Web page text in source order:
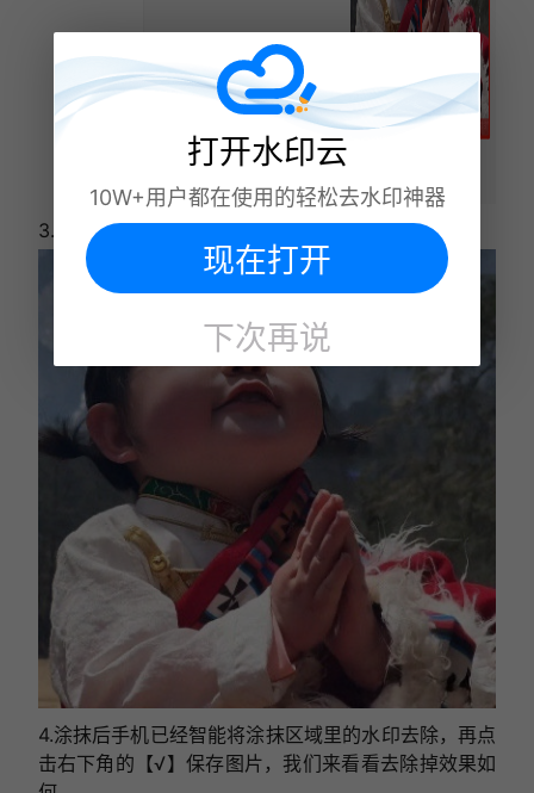
3.点击涂抹，在图片上涂抹所需去除的水印;
4.涂抹后手机已经智能将涂抹区域里的水印去除，再点
击右下角的【√】保存图片，我们来看看去除掉效果如
打开水印云
10W+用户都在使用的轻松去水印神器
现在打开
下次再说